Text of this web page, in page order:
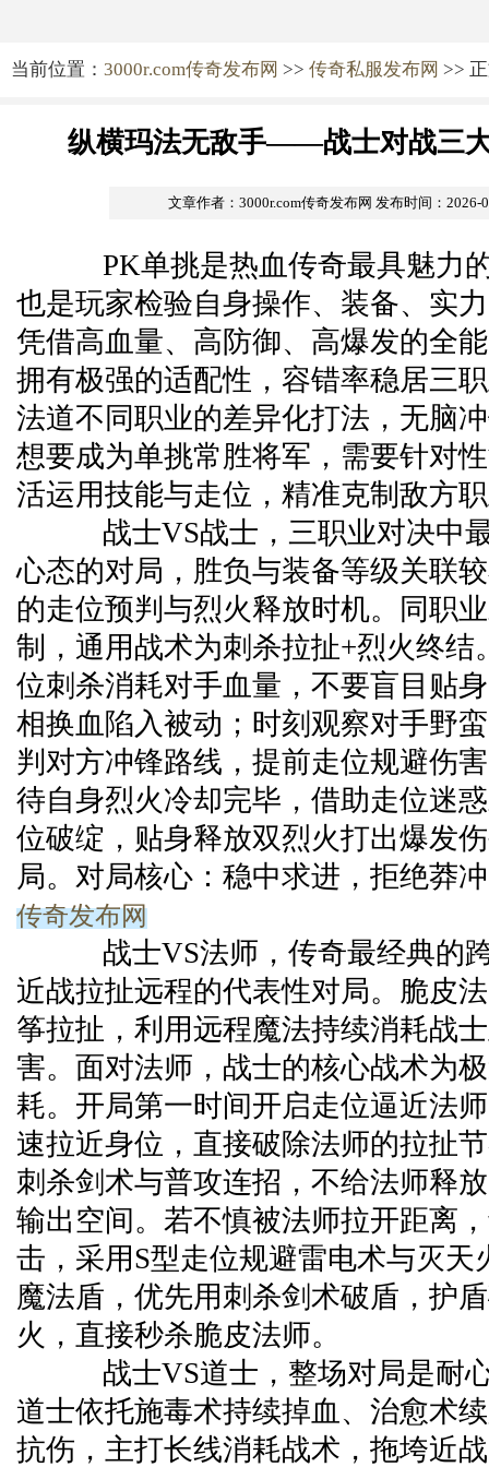
当前位置： 3000r.com传奇发布网 >> 传奇私服发布网 >>
纵横玛法无敌手——战士对战三
文章作者：3000r.com传奇发布网 发布时间：2026-
PK单挑是热血传奇最具魅力
也是玩家检验自身操作、装备、实
凭借高血量、高防御、高爆发的全
拥有极强的适配性，容错率稳居三
法道不同职业的差异化打法，无脑
想要成为单挑常胜将军，需要针对
活运用技能与走位，精准克制敌方
战士VS战士，三职业对决中
心态的对局，胜负与装备等级关联
的走位预判与烈火释放时机。同职
制，通用战术为刺杀拉扯+烈火终结
位刺杀消耗对手血量，不要盲目贴
相换血陷入被动；时刻观察对手野
判对方冲锋路线，提前走位规避伤
待自身烈火冷却完毕，借助走位迷
位破绽，贴身释放双烈火打出爆发
局。对局核心：稳中求进，拒绝莽
传奇发布网
战士VS法师，传奇最经典的
近战拉扯远程的代表性对局。脆皮
筝拉扯，利用远程魔法持续消耗战
害。面对法师，战士的核心战术为
耗。开局第一时间开启走位逼近法
速拉近身位，直接破除法师的拉扯
刺杀剑术与普攻连招，不给法师释
输出空间。若不慎被法师拉开距离
击，采用S型走位规避雷电术与灭天
魔法盾，优先用刺杀剑术破盾，护
火，直接秒杀脆皮法师。
战士VS道士，整场对局是耐
道士依托施毒术持续掉血、治愈术
抗伤，主打长线消耗战术，拖垮近